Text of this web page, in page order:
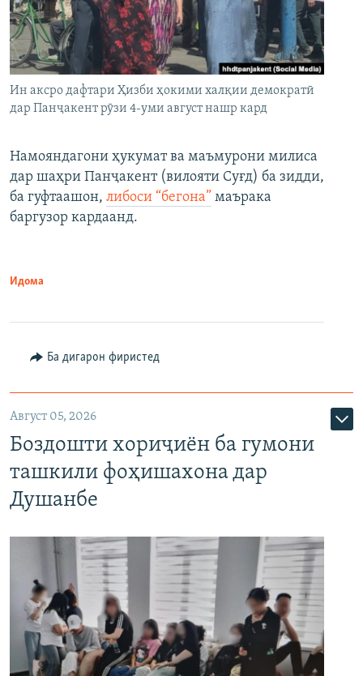
Ин аксро дафтари Ҳизби ҳокими халқии демократӣ
дар Панҷакент рӯзи 4-уми август нашр кард
Намояндагони ҳукумат ва маъмурони милиса
дар шаҳри Панҷакент (вилояти Суғд) ба зидди,
ба гуфтаашон, либоси “бегона” маърака
баргузор кардаанд.
Идома
Ба дигарон фиристед
Август 05, 2026
Боздошти хориҷиён ба гумони
ташкили фоҳишахона дар
Душанбе